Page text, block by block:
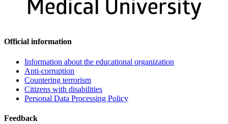
Official information
Information about the educational organization
Anti-corruption
Countering terrorism
Citizens with disabilities
Personal Data Processing Policy
Feedback